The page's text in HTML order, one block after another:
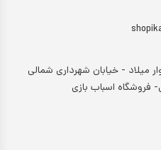
میلاد - خیابان شهرداری شمالی
فروشگاه اسباب بازی